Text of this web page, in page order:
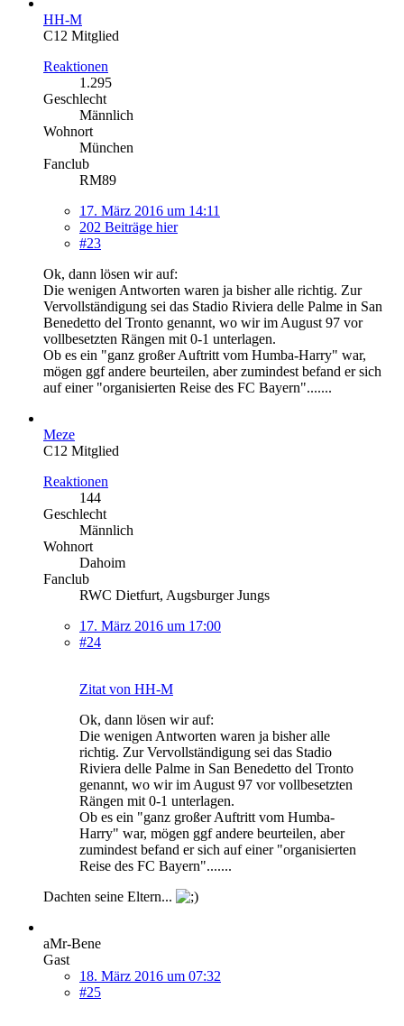
HH-M
C12 Mitglied
Reaktionen
1.295
Geschlecht
Männlich
Wohnort
München
Fanclub
RM89
17. März 2016 um 14:11
202 Beiträge hier
#23
Ok, dann lösen wir auf:
Die wenigen Antworten waren ja bisher alle richtig. Zur
Vervollständigung sei das Stadio Riviera delle Palme in San
Benedetto del Tronto genannt, wo wir im August 97 vor
vollbesetzten Rängen mit 0-1 unterlagen.
Ob es ein "ganz großer Auftritt vom Humba-Harry" war,
mögen ggf andere beurteilen, aber zumindest befand er sich
auf einer "organisierten Reise des FC Bayern".......
Meze
C12 Mitglied
Reaktionen
144
Geschlecht
Männlich
Wohnort
Dahoim
Fanclub
RWC Dietfurt, Augsburger Jungs
17. März 2016 um 17:00
#24
Zitat von HH-M
Ok, dann lösen wir auf:
Die wenigen Antworten waren ja bisher alle
richtig. Zur Vervollständigung sei das Stadio
Riviera delle Palme in San Benedetto del Tronto
genannt, wo wir im August 97 vor vollbesetzten
Rängen mit 0-1 unterlagen.
Ob es ein "ganz großer Auftritt vom Humba-
Harry" war, mögen ggf andere beurteilen, aber
zumindest befand er sich auf einer "organisierten
Reise des FC Bayern".......
Dachten seine Eltern...
aMr-Bene
Gast
18. März 2016 um 07:32
#25